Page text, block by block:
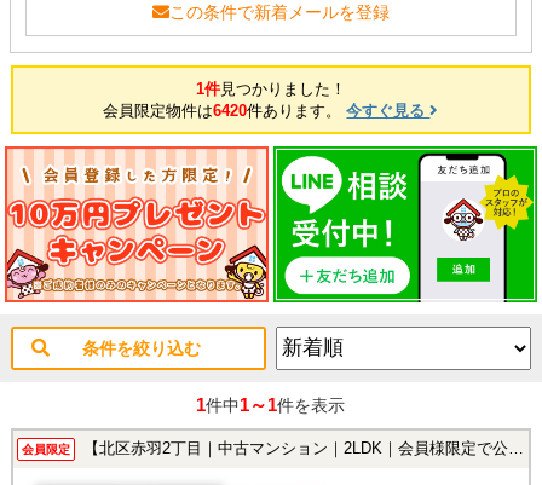
この条件で新着メールを登録
1件見つかりました！
会員限定物件は6420件あります。今すぐ見る
条件を絞り込む
1件中1～1件を表示
会員限定 【北区赤羽2丁目｜中古マンション｜2LDK｜会員様限定で公開中！】